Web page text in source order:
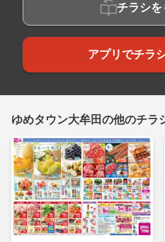
チラシを
アプリでチラ
ゆめタウン大牟田の他のチラ